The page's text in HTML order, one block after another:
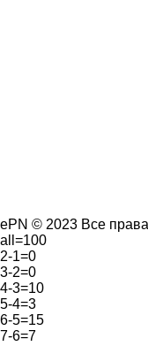
ePN © 2023 Все
all=100
2-1=0
3-2=0
4-3=10
5-4=3
6-5=15
7-6=7